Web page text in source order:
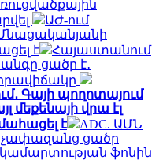
ԱԺ-ում
է
Հայաստանում
ցածր է․
Գայի պողոտայում
մեքենայի վրա էլ
է
ADC. ԱՄՆ
չափազանց ցածր
ֆոնին